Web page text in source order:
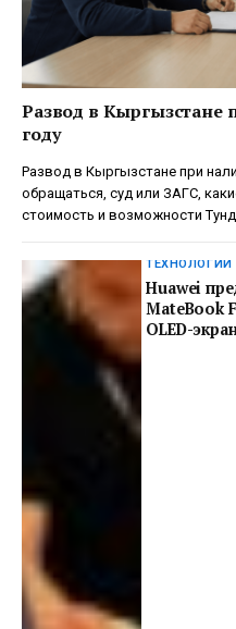
Развод в Кыргызстане
году
Развод в Кыргызстане при
обращаться, суд или ЗАГС,
стоимость и возможности
ТЕХНОЛОГИИ
Huawei
MateBook
OLED-